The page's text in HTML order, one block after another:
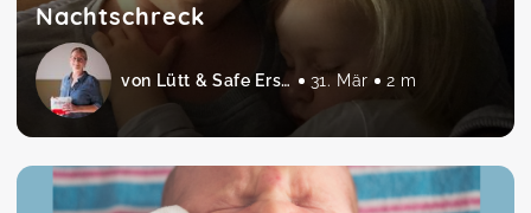
Nachtschreck
von Lütt & Safe Erste Hilfe am Baby und Kind 31. Mär 2 m